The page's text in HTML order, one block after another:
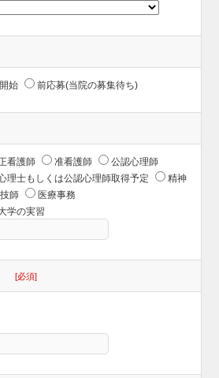
始 前応募(当院の募集待ち)
看護師 准看護師
公認心理師
理士もしくは公認心理師取得予定
精神
師
医療事務
学の実習
[必須]